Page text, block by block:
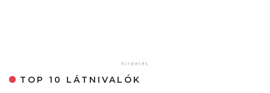
TOP 10 LÁTNIVALÓK